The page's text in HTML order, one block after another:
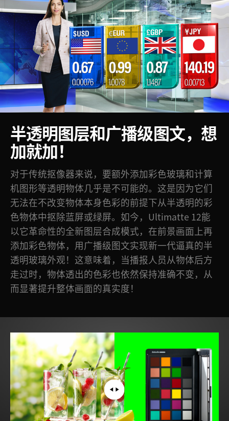
半透明图层和广播级图文，想
加就加！
对于传统抠像器来说，要额外添加彩色玻璃和计算
机图形等透明物体几乎是不可能的。这是因为它们
无法在不改变物体本身色彩的前提下从半透明的彩
色物体中抠除蓝屏或绿屏。如今，Ultimatte 12能
以它革命性的全新图层合成模式，在前景画面上再
添加彩色物体，用广播级图文实现新一代逼真的半
透明玻璃外观！这意味着，当播报人员从物体后方
走过时，物体透出的色彩也依然保持准确不变，从
而显著提升整体画面的真实度！